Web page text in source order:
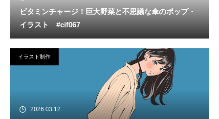
ビタミンチャージ！巨大野菜と不思議な傘のポップ・
イラスト #cif067
イラスト制作
2026.03.12